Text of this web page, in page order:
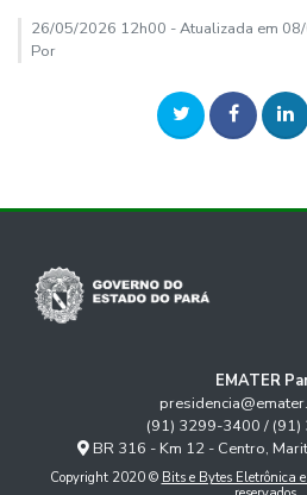
26/05/2026 12h00 - Atualizada em
Por
EMATER
(91) 3299-3400 /
BR 316 - Km 12 - Centro,
Copyright 2020 © Bits e Bytes Eletrônica